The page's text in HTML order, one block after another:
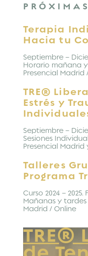
Terapia
Hacia tu
Septiembre –
Horario mañana
Presencial Madrid
TRE®
Estrés y
Septiembre –
Sesiones
Presencial Madrid
Talleres
Programa
Curso 2024 – 2025.
Mañanas y tardes
Madrid / Online
TRE®